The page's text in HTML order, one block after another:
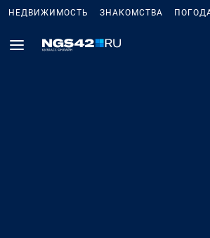
НЕДВИЖИМОСТЬ ЗНАКОМСТВА